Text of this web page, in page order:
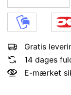
Gratis
14 dages
E-mærket